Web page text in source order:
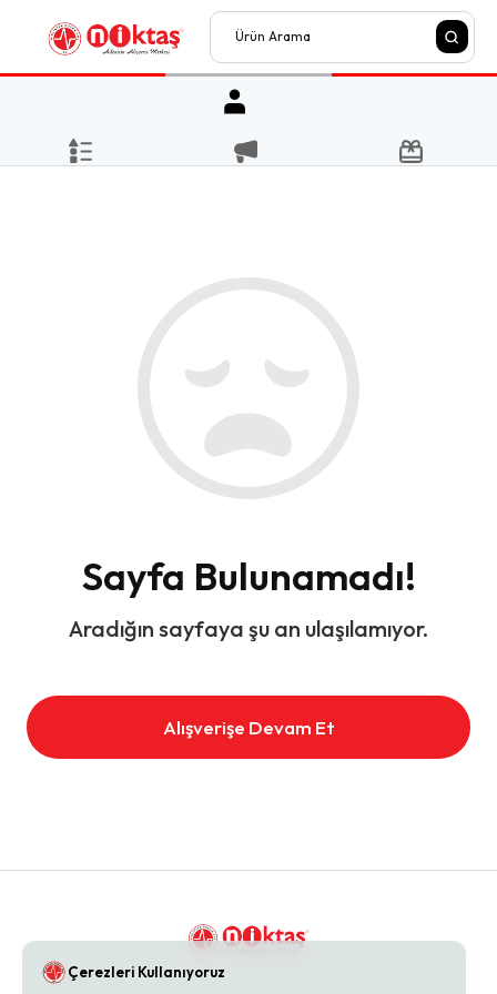
Sayfa Bulunamadı!
Aradığın sayfaya şu an ulaşılamıyor.
Alışverişe Devam Et
Çerezleri Kullanıyoruz